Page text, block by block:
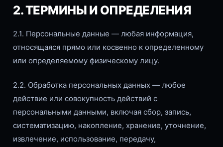
2. ТЕРМИНЫ И ОПРЕДЕЛЕНИЯ
2.1. Персональные данные — любая информация,
относящаяся прямо или косвенно к определенному
или определяемому физическому лицу.
2.2. Обработка персональных данных — любое
действие или совокупность действий с
персональными данными, включая сбор, запись,
систематизацию, накопление, хранение, уточнение,
извлечение, использование, передачу,